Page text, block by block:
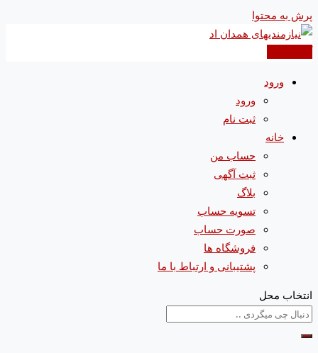
پرش به محتوا
ورود
ورود
ثبت نام
خانه
حساب من
ثبت آگهی
بلاگ
تسویه حساب
صورت حساب
فروشگاه ها
پشتیبانی و ارتباط با ما
انتخاب محل